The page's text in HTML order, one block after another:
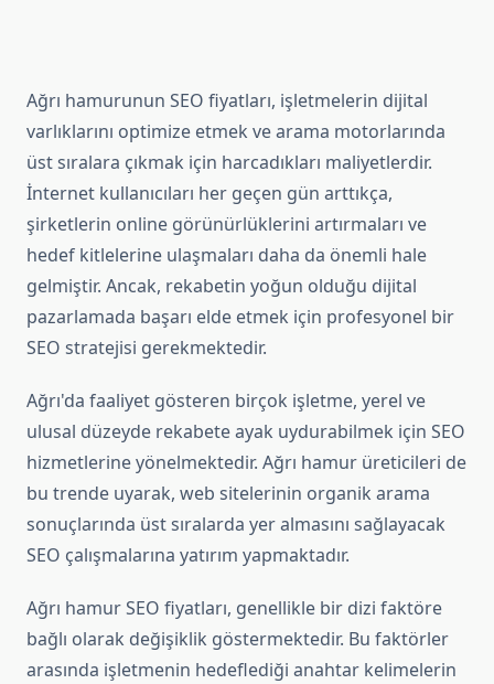
Ağrı hamurunun SEO fiyatları, işletmelerin dijital
varlıklarını optimize etmek ve arama motorlarında
üst sıralara çıkmak için harcadıkları maliyetlerdir.
İnternet kullanıcıları her geçen gün arttıkça,
şirketlerin online görünürlüklerini artırmaları ve
hedef kitlelerine ulaşmaları daha da önemli hale
gelmiştir. Ancak, rekabetin yoğun olduğu dijital
pazarlamada başarı elde etmek için profesyonel bir
SEO stratejisi gerekmektedir.
Ağrı'da faaliyet gösteren birçok işletme, yerel ve
ulusal düzeyde rekabete ayak uydurabilmek için SEO
hizmetlerine yönelmektedir. Ağrı hamur üreticileri de
bu trende uyarak, web sitelerinin organik arama
sonuçlarında üst sıralarda yer almasını sağlayacak
SEO çalışmalarına yatırım yapmaktadır.
Ağrı hamur SEO fiyatları, genellikle bir dizi faktöre
bağlı olarak değişiklik göstermektedir. Bu faktörler
arasında işletmenin hedeflediği anahtar kelimelerin